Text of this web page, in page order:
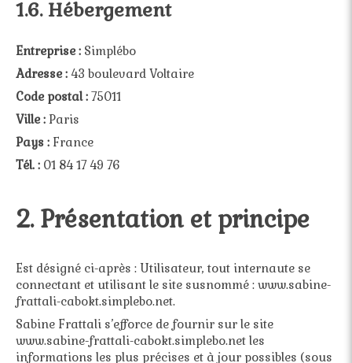
1.6. Hébergement
Entreprise : Simplébo
Adresse : 43 boulevard Voltaire
Code postal : 75011
Ville : Paris
Pays : France
Tél. : 01 84 17 49 76
2. Présentation et principe
Est désigné ci-après : Utilisateur, tout internaute se
connectant et utilisant le site susnommé : www.sabine-
frattali-cabokt.simplebo.net.
Sabine Frattali s’efforce de fournir sur le site
www.sabine-frattali-cabokt.simplebo.net les
informations les plus précises et à jour possibles (sous